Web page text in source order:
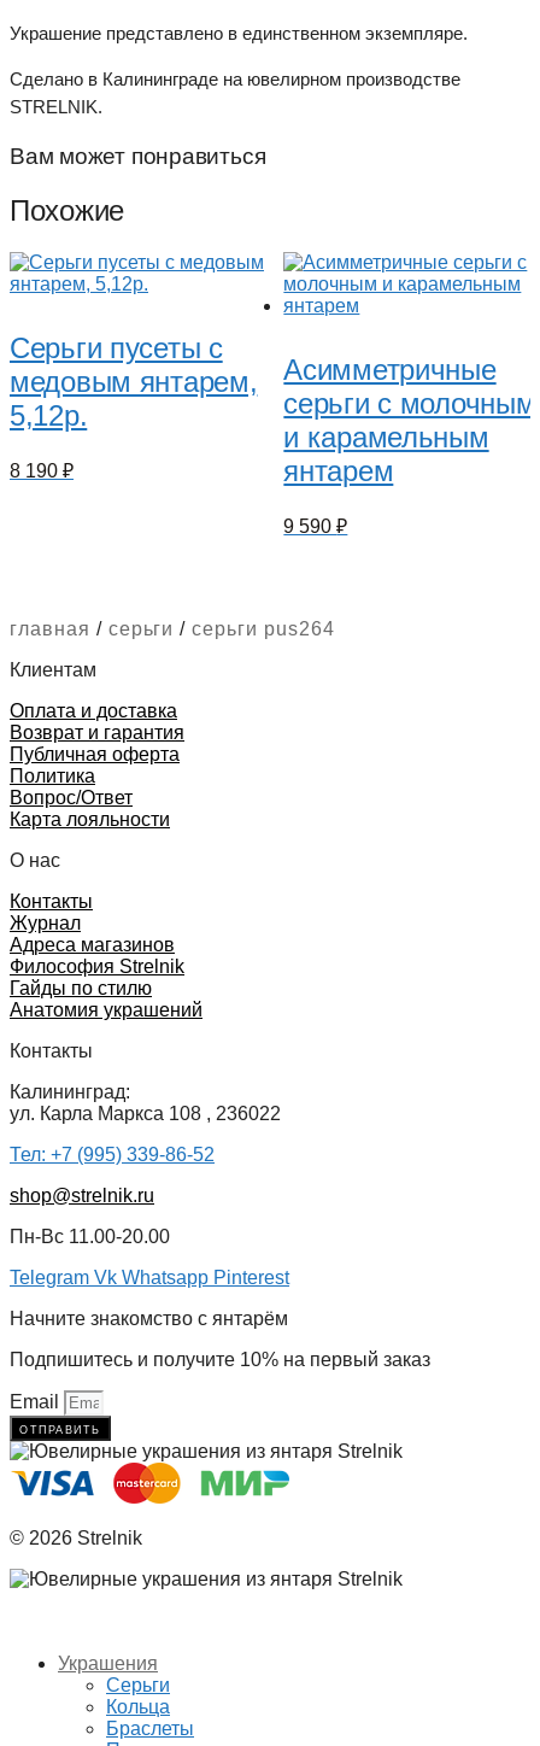
Украшение представлено в единственном экземпляре.
Сделано в Калининграде на ювелирном производстве
STRELNIK.
Вам может понравиться
Похожие
Серьги пусеты с
медовым янтарем,
5,12р.
8 190 ₽
Асимметричные
серьги с молочным
и карамельным
янтарем
9 590₽
главная / серьги /серьги pus264
Клиентам
Оплата и доставка
Возврат и гарантия
Публичная оферта
Политика
Вопрос/Ответ
Карта лояльности
О нас
Контакты
Журнал
Адреса магазинов
Философия Strelnik
Гайды по стилю
Анатомия украшений
Контакты
Калининград:
ул. Карла Маркса 108 , 236022
Тел: +7 (995) 339-86-52
shop@strelnik.ru
Пн-Вс 11.00-20.00
Telegram Vk Whatsapp Pinterest
Начните знакомство с янтарём
Подпишитесь и получите 10% на первый заказ
Email
отправить
© 2026 Strelnik
Украшения
Серьги
Кольца
Браслеты